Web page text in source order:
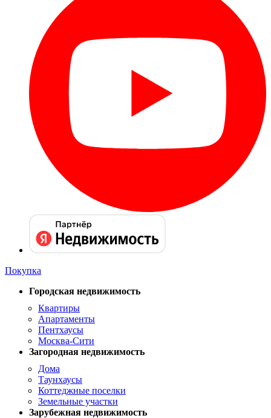
Покупка
Городская недвижимость
Квартиры
Апартаменты
Пентхаусы
Москва-Сити
Загородная недвижимость
Дома
Таунхаусы
Коттеджные поселки
Земельные участки
Зарубежная недвижимость